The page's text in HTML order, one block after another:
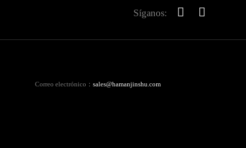
Síganos:
Correo electrónico： sales@hamanjinshu.com